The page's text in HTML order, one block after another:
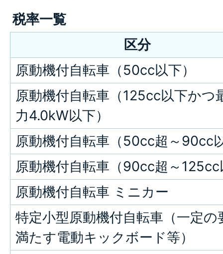
税率一覧
区分
原動機付自転車（50cc以下）
原動機付自転車（125cc以下かつ
力4.0kW以下）
原動機付自転車（50cc超～90cc
原動機付自転車（90cc超～125cc
原動機付自転車 ミニカー
特定小型原動機付自転車（一定の
満たす電動キックボード等）